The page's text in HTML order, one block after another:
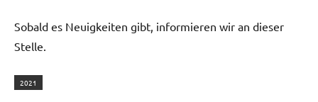
Sobald es Neuigkeiten gibt, informieren wir an dieser
Stelle.
2021